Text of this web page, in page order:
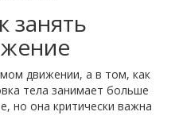
занять
движении, а в том, как
тела занимает больше
но она критически важна